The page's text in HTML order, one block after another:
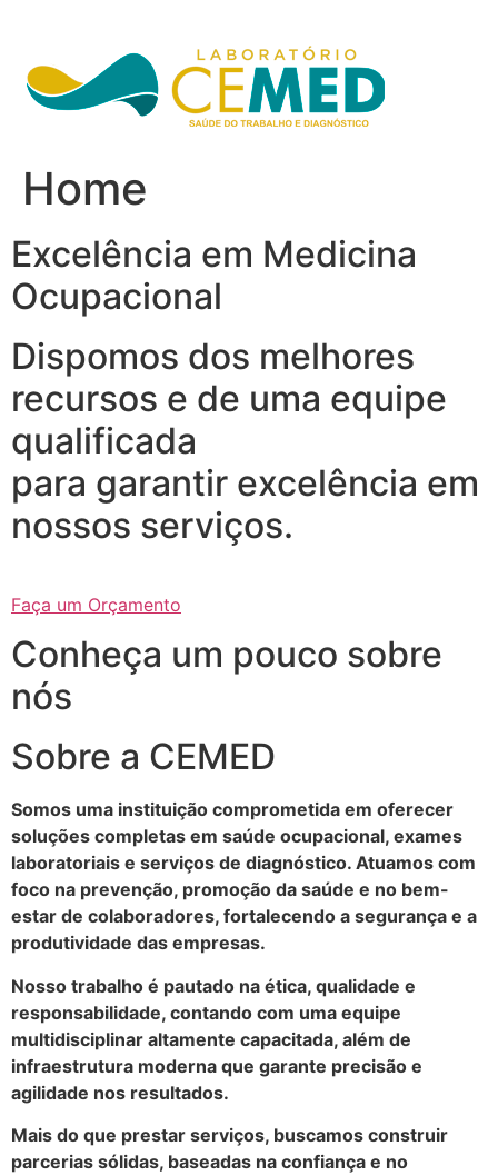
conteúdo
Home
Excelência em Medicina
Ocupacional
Dispomos dos melhores
recursos e de uma equipe
qualificada
para garantir excelência em
nossos serviços.
Faça um Orçamento
Conheça um pouco sobre
nós
Sobre a CEMED
Somos uma instituição comprometida em oferecer
soluções completas em saúde ocupacional, exames
laboratoriais e serviços de diagnóstico. Atuamos com
foco na prevenção, promoção da saúde e no bem-
estar de colaboradores, fortalecendo a segurança e a
produtividade das empresas.
Nosso trabalho é pautado na ética, qualidade e
responsabilidade, contando com uma equipe
multidisciplinar altamente capacitada, além de
infraestrutura moderna que garante precisão e
agilidade nos resultados.
Mais do que prestar serviços, buscamos construir
parcerias sólidas, baseadas na confiança e no